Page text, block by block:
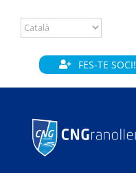
content
FES-TE SOCI!